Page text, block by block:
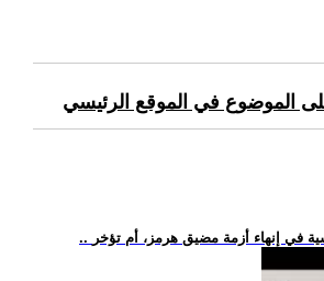
الموضوع في الموقع الرئيسي
في إنهاء أزمة مضيق هرمز، أم تؤخر